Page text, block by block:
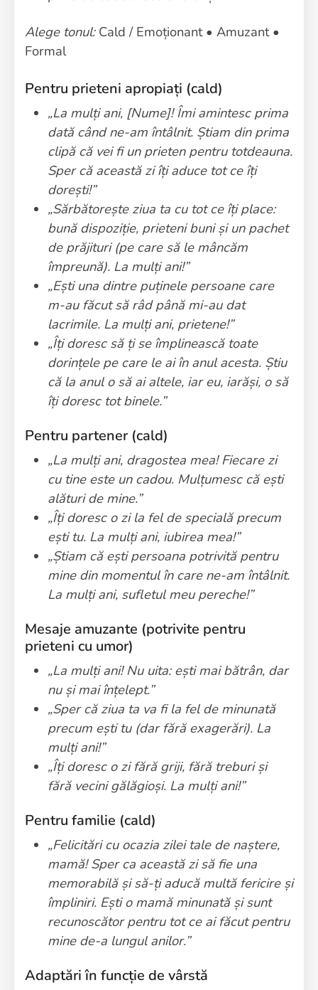
Alege tonul:Cald / Emoționant • Amuzant •
Formal
Pentru prieteni apropiați (cald)
„La mulți ani, [Nume]! Îmi amintesc prima
dată când ne-am întâlnit. Știam din prima
clipă că vei fi un prieten pentru totdeauna.
Sper că această zi îți aduce tot ce îți
dorești!”
„Sărbătorește ziua ta cu tot ce îți place:
bună dispoziție, prieteni buni și un pachet
de prăjituri (pe care să le mâncăm
împreună). La mulți ani!”
„Ești una dintre puținele persoane care
m-au făcut să râd până mi-au dat
lacrimile. La mulți ani, prietene!”
„Îți doresc să ți se împlinească toate
dorințele pe care le ai în anul acesta. Știu
că la anul o să ai altele, iar eu, iarăși, o să
îți doresc tot binele.”
Pentru partener (cald)
„La mulți ani, dragostea mea! Fiecare zi
cu tine este un cadou. Mulțumesc că ești
alături de mine.”
„Îți doresc o zi la fel de specială precum
ești tu. La mulți ani, iubirea mea!”
„Știam că ești persoana potrivită pentru
mine din momentul în care ne-am întâlnit.
La mulți ani, sufletul meu pereche!”
Mesaje amuzante (potrivite pentru
prieteni cu umor)
„La mulți ani! Nu uita: ești mai bătrân, dar
nu și mai înțelept.”
„Sper că ziua ta va fi la fel de minunată
precum ești tu (dar fără exagerări). La
mulți ani!”
„Îți doresc o zi fără griji, fără treburi și
fără vecini gălăgioși. La mulți ani!”
Pentru familie (cald)
„Felicitări cu ocazia zilei tale de naștere,
mamă! Sper ca această zi să fie una
memorabilă și să-ți aducă multă fericire și
împliniri. Ești o mamă minunată și sunt
recunoscător pentru tot ce ai făcut pentru
mine de-a lungul anilor.”
Adaptări în funcție de vârstă